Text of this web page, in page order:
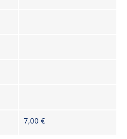
7,00 €